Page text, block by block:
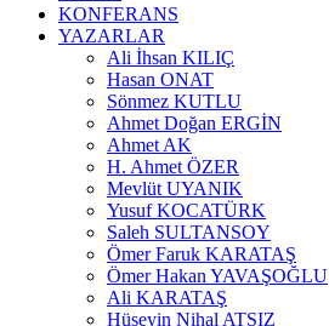
KONFERANS
YAZARLAR
Ali İhsan KILIÇ
Hasan ONAT
Sönmez KUTLU
Ahmet Doğan ERGİN
Ahmet AK
H. Ahmet ÖZER
Mevlüt UYANIK
Yusuf KOCATÜRK
Saleh SULTANSOY
Ömer Faruk KARATAŞ
Ömer Hakan YAVAŞOĞLU
Ali KARATAŞ
Hüseyin Nihal ATSIZ